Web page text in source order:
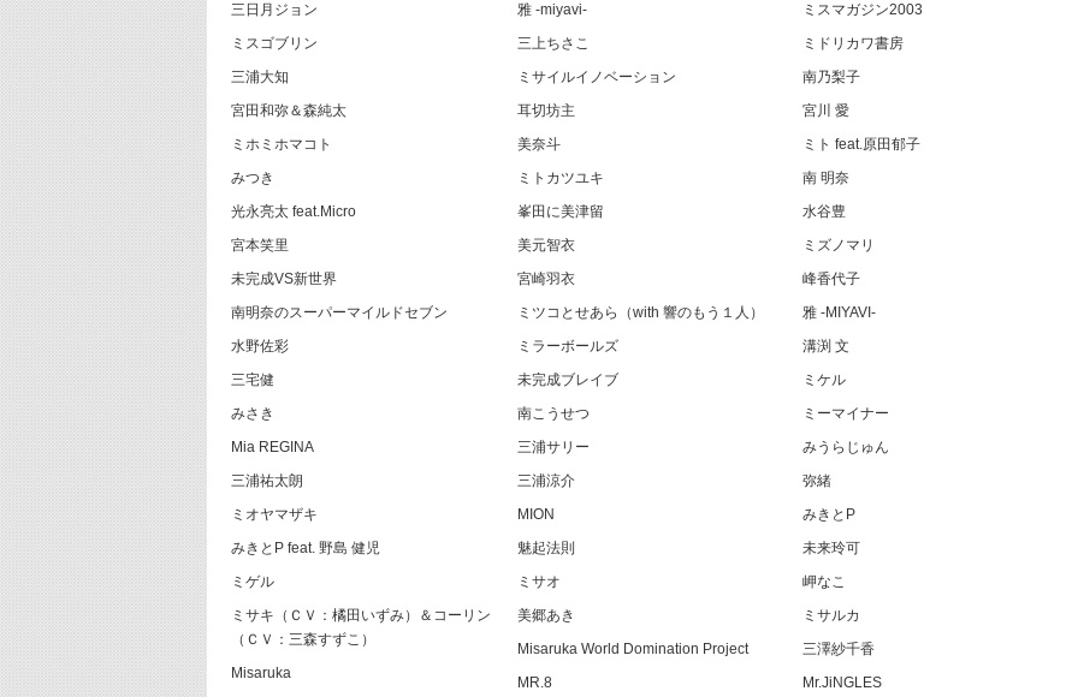
三日月ジョン
ミスゴブリン
三浦大知
宮田和弥＆森純太
ミホミホマコト
みつき
光永亮太 feat.Micro
宮本笑里
未完成VS新世界
南明奈のスーパーマイルドセブン
水野佐彩
三宅健
みさき
Mia REGINA
三浦祐太朗
ミオヤマザキ
みきとP feat. 野島 健児
ミゲル
ミサキ（ＣＶ：橘田いずみ）＆コーリン
（ＣＶ：三森すずこ）
Misaruka
雅 -miyavi-
三上ちさこ
ミサイルイノベーション
耳切坊主
美奈斗
ミトカツユキ
峯田に美津留
美元智衣
宮崎羽衣
ミツコとせあら（with 響のもう１人）
ミラーボールズ
未完成ブレイブ
南こうせつ
三浦サリー
三浦涼介
MION
魅起法則
ミサオ
美郷あき
Misaruka World Domination Project
MR.8
ミスマガジン2003
ミドリカワ書房
南乃梨子
宮川 愛
ミト feat.原田郁子
南 明奈
水谷豊
ミズノマリ
峰香代子
雅 -MIYAVI-
溝渕 文
ミケル
ミーマイナー
みうらじゅん
弥緒
みきとP
未来玲可
岬なこ
ミサルカ
三澤紗千香
Mr.JiNGLES